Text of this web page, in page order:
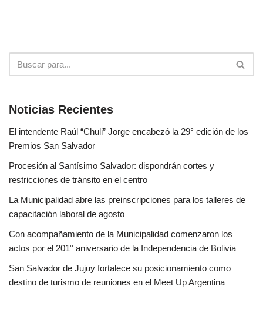
Noticias Recientes
El intendente Raúl “Chuli” Jorge encabezó la 29° edición de los
Premios San Salvador
Procesión al Santísimo Salvador: dispondrán cortes y
restricciones de tránsito en el centro
La Municipalidad abre las preinscripciones para los talleres de
capacitación laboral de agosto
Con acompañamiento de la Municipalidad comenzaron los
actos por el 201° aniversario de la Independencia de Bolivia
San Salvador de Jujuy fortalece su posicionamiento como
destino de turismo de reuniones en el Meet Up Argentina